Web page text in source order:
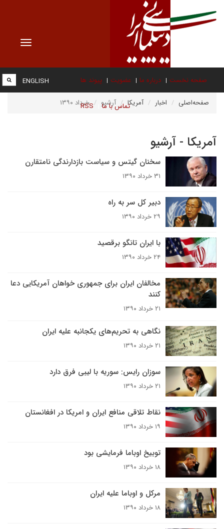
Toggle
صفحه نخست درباره ما عضویت پیوند ها
تماس با ما RSS
ENGLISH
صفحه‌اصلی اخبار آمریکا آرشیو خرداد ۱۳۹۰
آمریکا - آرشیو
سخنان گیتس و سیاست بازدارندگی نامتقارن
۳۱ خرداد ۱۳۹۰
دبیر کل سر به راه
۲۹ خرداد ۱۳۹۰
با ایران تانگو برقصید
۲۴ خرداد ۱۳۹۰
مخالفان ایران برای جمهوری خواهان آمریکایی دعا
کنند
۲۱ خرداد ۱۳۹۰
نگاهی به تحریم‌های یکجانبه علیه ایران
۲۱ خرداد ۱۳۹۰
سوزان رایس: سوریه با لیبی فرق دارد
۲۱ خرداد ۱۳۹۰
نقاط تلاقی منافع ایران و امریکا در افغانستان
۱۹ خرداد ۱۳۹۰
توبیخ اوباما فرمایشی بود
۱۸ خرداد ۱۳۹۰
مرکل و اوباما علیه ایران
۱۸ خرداد ۱۳۹۰